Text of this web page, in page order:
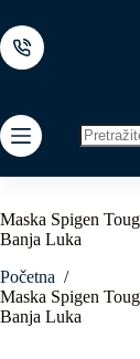
to
content
results
Maska Spigen
Banja Luka
Početna /
Maska Spigen
Banja Luka